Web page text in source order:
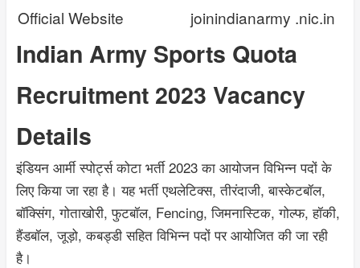
Official Website
joinindianarmy .nic.in
Indian Army Sports Quota
Recruitment 2023 Vacancy
Details
इंडियन आर्मी स्पोर्ट्स कोटा भर्ती 2023 का आयोजन विभिन्न पदों के
लिए किया जा रहा है। यह भर्ती एथलेटिक्स, तीरंदाजी, बास्केटबॉल,
बॉक्सिंग, गोताखोरी, फुटबॉल, Fencing, जिमनास्टिक, गोल्फ, हॉकी,
हैंडबॉल, जूड़ो, कबड्डी सहित विभिन्न पदों पर आयोजित की जा रही
है।